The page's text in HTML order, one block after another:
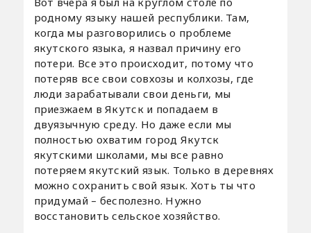
родному языку нашей республики. Там,
когда мы разговорились о проблеме
якутского языка, я назвал причину его
потери. Все это происходит, потому что
потеряв все свои совхозы и колхозы, где
люди зарабатывали свои деньги, мы
приезжаем в Якутск и попадаем в
двуязычную среду. Но даже если мы
полностью охватим город Якутск
якутскими школами, мы все равно
потеряем якутский язык. Только в деревнях
можно сохранить свой язык. Хоть ты что
придумай – бесполезно. Нужно
восстановить сельское хозяйство.